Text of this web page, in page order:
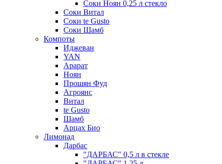
Соки Ноян 0,25 л стекло
Соки Витал
Соки te Gusto
Соки Шамб
Компоты
Иджеван
YAN
Арарат
Ноян
Прошян Фуд
Агроянс
Витал
te Gusto
Шамб
Арцах Био
Лимонад
Дарбас
"ДАРБАС" 0,5 л в стекле